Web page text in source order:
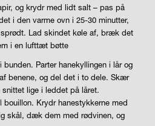
og krydr med lidt salt – pas på
i den varme ovn i 25-30 minutter,
Lad skindet køle af, bræk det
i en lufttæt bøtte
Parter hanekyllingen i lår og
benene, og del det i to dele. Skær
lige i leddet på låret.
bouillon. Krydr hanestykkerne med
skål, dæk dem med rødvinen, og